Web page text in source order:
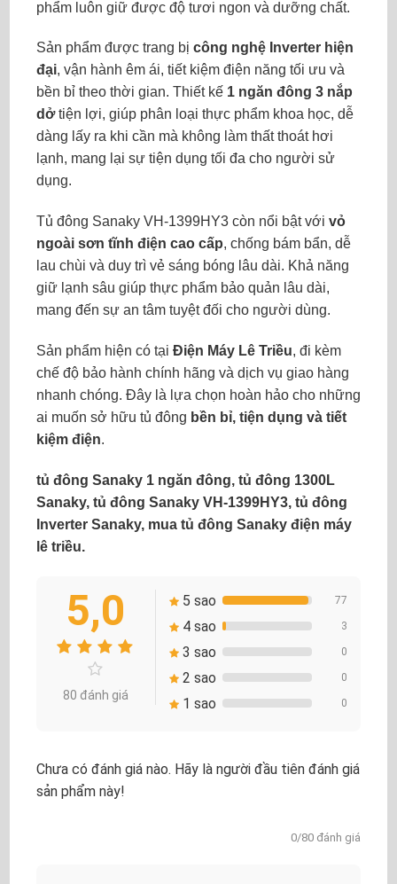
phẩm luôn giữ được độ tươi ngon và dưỡng chất.
Sản phẩm được trang bị công nghệ Inverter hiện
đại, vận hành êm ái, tiết kiệm điện năng tối ưu và
bền bỉ theo thời gian. Thiết kế 1 ngăn đông 3 nắp
dởtiện lợi, giúp phân loại thực phẩm khoa học, dễ
dàng lấy ra khi cần mà không làm thất thoát hơi
lạnh, mang lại sự tiện dụng tối đa cho người sử
dụng.
Tủ đông Sanaky VH-1399HY3 còn nổi bật với vỏ
ngoài sơn tĩnh điện cao cấp, chống bám bẩn, dễ
lau chùi và duy trì vẻ sáng bóng lâu dài. Khả năng
giữ lạnh sâu giúp thực phẩm bảo quản lâu dài,
mang đến sự an tâm tuyệt đối cho người dùng.
Sản phẩm hiện có tại Điện Máy Lê Triều, đi kèm
chế độ bảo hành chính hãng và dịch vụ giao hàng
nhanh chóng. Đây là lựa chọn hoàn hảo cho những
ai muốn sở hữu tủ đông bền bỉ, tiện dụng và tiết
kiệm điện.
tủ đông Sanaky 1 ngăn đông, tủ đông 1300L
Sanaky, tủ đông Sanaky VH-1399HY3, tủ đông
Inverter Sanaky, mua tủ đông Sanaky điện máy
lê triều.
5,0
80 đánh giá
5 sao 77
4 sao 3
3 sao 0
2 sao 0
1 sao 0
Chưa có đánh giá nào. Hãy là người đầu tiên đánh giá
sản phẩm này!
0/80 đánh giá